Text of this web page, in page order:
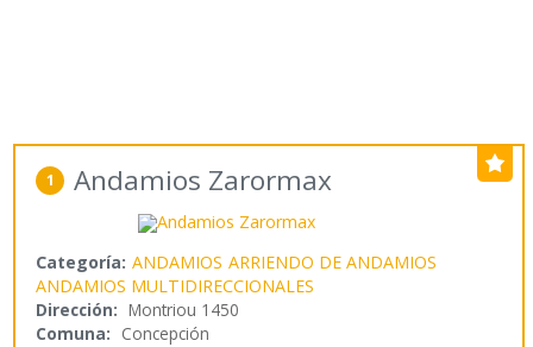
1 Andamios Zarormax
Categoría: ANDAMIOS ARRIENDO DE ANDAMIOS
ANDAMIOS MULTIDIRECCIONALES
Dirección: Montriou 1450
Comuna: Concepción